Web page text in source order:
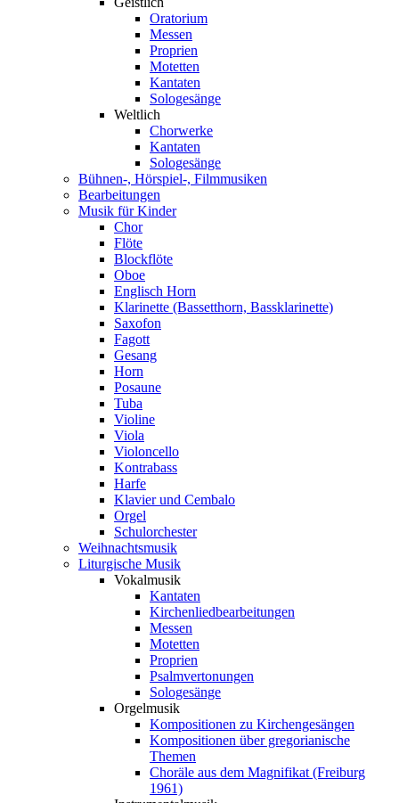
Oratorium
Messen
Proprien
Motetten
Kantaten
Sologesänge
Weltlich
Chorwerke
Kantaten
Sologesänge
Bühnen-, Hörspiel-, Filmmusiken
Bearbeitungen
Musik für Kinder
Chor
Flöte
Blockflöte
Oboe
Englisch Horn
Klarinette (Bassetthorn, Bassklarinette)
Saxofon
Fagott
Gesang
Horn
Posaune
Tuba
Violine
Viola
Violoncello
Kontrabass
Harfe
Klavier und Cembalo
Orgel
Schulorchester
Weihnachtsmusik
Liturgische Musik
Vokalmusik
Kantaten
Kirchenliedbearbeitungen
Messen
Motetten
Proprien
Psalmvertonungen
Sologesänge
Orgelmusik
Kompositionen zu Kirchengesängen
Kompositionen über gregorianische
Themen
Choräle aus dem Magnifikat (Freiburg
1961)